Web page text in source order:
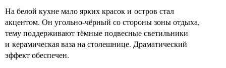
На белой кухне мало ярких красок и остров стал
акцентом. Он угольно-чёрный со стороны зоны отдыха,
тему поддерживают тёмные подвесные светильники
и керамическая ваза на столешнице. Драматический
эффект обеспечен.